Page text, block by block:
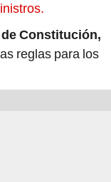
Constitución,
reglas para los